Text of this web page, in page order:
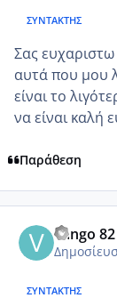
ΣΥΝΤΆΚΤΗΣ
Σας
αυτά που μου
είναι το
να είναι καλή
Παράθεση
vango 82
ΣΥΝΤΆΚΤΗΣ